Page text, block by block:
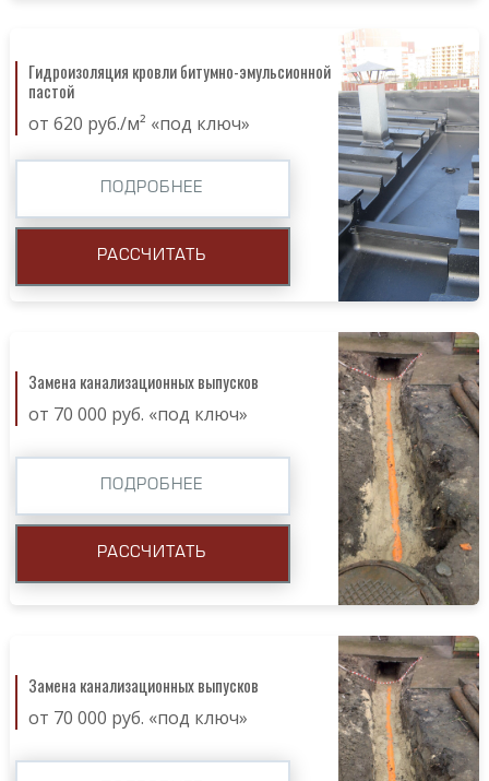
Гидроизоляция кровли битумно-эмульсионной
пастой
от 620 руб./м² «под ключ»
ПОДРОБНЕЕ
РАССЧИТАТЬ
Замена канализационных выпусков
от 70 000 руб. «под ключ»
ПОДРОБНЕЕ
РАССЧИТАТЬ
Замена канализационных выпусков
от 70 000 руб. «под ключ»